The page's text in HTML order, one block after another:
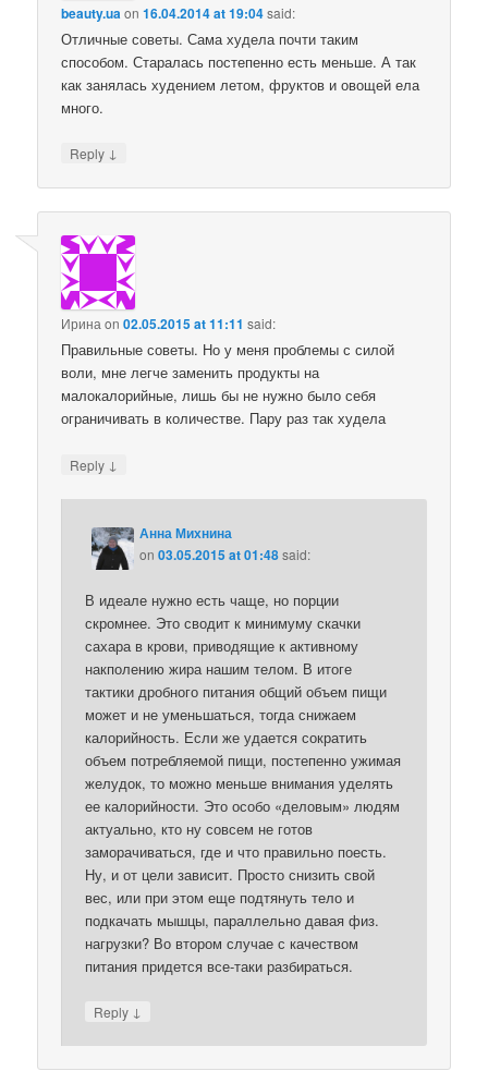
beauty.uaon16.04.2014 at 19:04said:
Отличные советы. Сама худела почти таким
способом. Старалась постепенно есть меньше. А так
как занялась худением летом, фруктов и овощей ела
много.
Reply ↓
Ирина on02.05.2015 at 11:11 said:
Правильные советы. Но у меня проблемы с силой
воли, мне легче заменить продукты на
малокалорийные, лишь бы не нужно было себя
ограничивать в количестве. Пару раз так худела
Reply ↓
Анна Михнина
on03.05.2015 at 01:48said:
В идеале нужно есть чаще, но порции
скромнее. Это сводит к минимуму скачки
сахара в крови, приводящие к активному
накполению жира нашим телом. В итоге
тактики дробного питания общий объем пищи
может и не уменьшаться, тогда снижаем
калорийность. Если же удается сократить
объем потребляемой пищи, постепенно ужимая
желудок, то можно меньше внимания уделять
ее калорийности. Это особо «деловым» людям
актуально, кто ну совсем не готов
заморачиваться, где и что правильно поесть.
Ну, и от цели зависит. Просто снизить свой
вес, или при этом еще подтянуть тело и
подкачать мышцы, параллельно давая физ.
нагрузки? Во втором случае с качеством
питания придется все-таки разбираться.
Reply ↓